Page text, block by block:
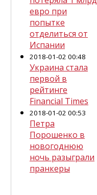
евро при
попытке
отделиться от
Испании
2018-01-02 00:48
Украина стала
первой в
рейтинге
Financial Times
2018-01-02 00:53
Петра
Порошенко в
новогоднюю
ночь разыграли
пранкеры